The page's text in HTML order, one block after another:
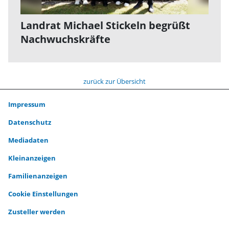
Landrat Michael Stickeln begrüßt
Nachwuchskräfte
zurück zur Übersicht
Impressum
Datenschutz
Mediadaten
Kleinanzeigen
Familienanzeigen
Cookie Einstellungen
Zusteller werden